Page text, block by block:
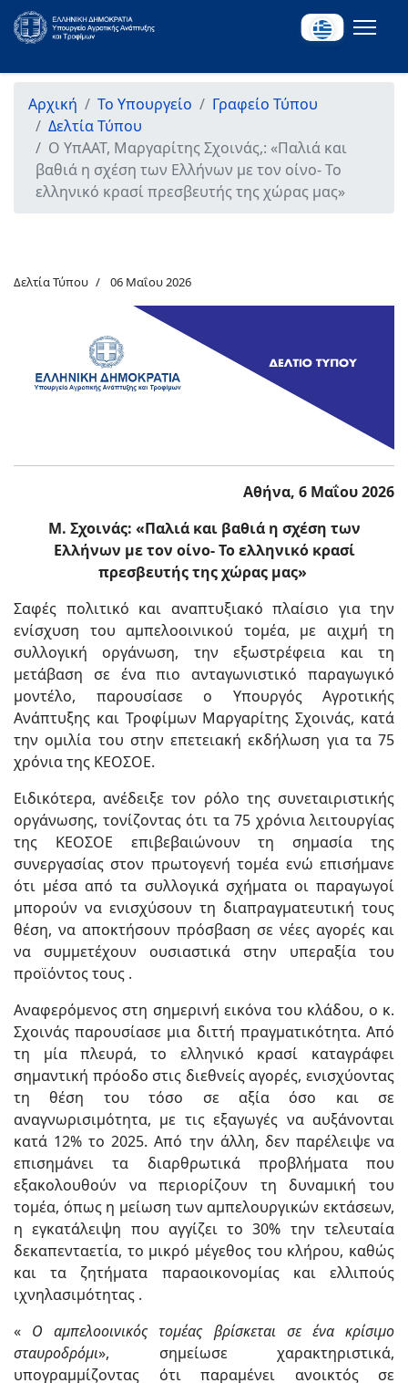
Αρχική Το Υπουργείο
Γραφείο Τύπου
Δελτία Τύπου
Ο ΥπΑΑΤ, Μαργαρίτης Σχοινάς,: «Παλιά και
βαθιά η σχέση των Ελλήνων με τον οίνο- Το
ελληνικό κρασί πρεσβευτής της χώρας μας»
Δελτία Τύπου 06 Μαΐου 2026
Αθήνα, 6 Μαΐου 2026
Μ. Σχοινάς: «Παλιά και βαθιά η σχέση των
Ελλήνων με τον οίνο- Το ελληνικό κρασί
πρεσβευτής της χώρας μας»
Σαφές πολιτικό και αναπτυξιακό πλαίσιο για την
ενίσχυση του αμπελοοινικού τομέα, με αιχμή τη
συλλογική οργάνωση, την εξωστρέφεια και τη
μετάβαση σε ένα πιο ανταγωνιστικό παραγωγικό
μοντέλο, παρουσίασε ο Υπουργός Αγροτικής
Ανάπτυξης και Τροφίμων Μαργαρίτης Σχοινάς, κατά
την ομιλία του στην επετειακή εκδήλωση για τα 75
χρόνια της ΚΕΟΣΟΕ.
Ειδικότερα, ανέδειξε τον ρόλο της συνεταιριστικής
οργάνωσης, τονίζοντας ότι τα 75 χρόνια λειτουργίας
της ΚΕΟΣΟΕ επιβεβαιώνουν τη σημασία της
συνεργασίας στον πρωτογενή τομέα ενώ επισήμανε
ότι μέσα από τα συλλογικά σχήματα οι παραγωγοί
μπορούν να ενισχύσουν τη διαπραγματευτική τους
θέση, να αποκτήσουν πρόσβαση σε νέες αγορές και
να συμμετέχουν ουσιαστικά στην υπεραξία του
προϊόντος τους .
Αναφερόμενος στη σημερινή εικόνα του κλάδου, ο κ.
Σχοινάς παρουσίασε μια διττή πραγματικότητα. Από
τη μία πλευρά, το ελληνικό κρασί καταγράφει
σημαντική πρόοδο στις διεθνείς αγορές, ενισχύοντας
τη θέση του τόσο σε αξία όσο και σε
αναγνωρισιμότητα, με τις εξαγωγές να αυξάνονται
κατά 12% το 2025. Από την άλλη, δεν παρέλειψε να
επισημάνει τα διαρθρωτικά προβλήματα που
εξακολουθούν να περιορίζουν τη δυναμική του
τομέα, όπως η μείωση των αμπελουργικών εκτάσεων,
η εγκατάλειψη που αγγίζει το 30% την τελευταία
δεκαπενταετία, το μικρό μέγεθος του κλήρου, καθώς
και τα ζητήματα παραοικονομίας και ελλιπούς
ιχνηλασιμότητας .
« Ο αμπελοοινικός τομέας βρίσκεται σε ένα κρίσιμο
σταυροδρόμι», σημείωσε χαρακτηριστικά,
υπογραμμίζοντας ότι παραμένει ανοικτός σε